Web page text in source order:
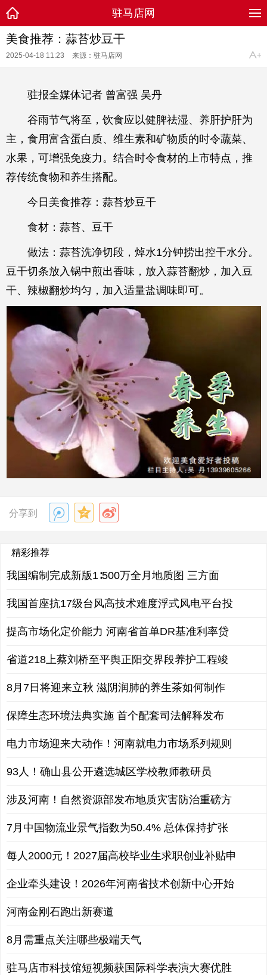
驻马店网
美食推荐：蒜苔炒豆干
2025-04-18 11:23 来源：驻马店网
驻报全媒体记者 曾富强 吴丹
谷雨节气将至，饮食应以健脾祛湿、养肝护肝为
主，食用富含蛋白质、维生素和矿物质的时令蔬菜、
水果，可增强免疫力。结合时令食材的上市特点，推
荐传统食物和养生搭配。
今日美食推荐：蒜苔炒豆干
食材：蒜苔、豆干
做法：蒜苔洗净切段，焯水1分钟捞出控干水分。
豆干切条放入锅中煎出香味，放入蒜苔翻炒，加入豆
干、辣椒翻炒均匀，加入适量盐调味即可。
分享到
精彩推荐
我国编制完成新版1∶500万全月地质图 三方面
我国首座抗17级台风高技术难度浮式风电平台投
提高市场化定价能力 河南省首单DR基准利率贷
省道218上蔡刘桥至平舆正阳交界段养护工程竣
8月7日将迎来立秋 滋阴润肺的养生茶如何制作
保障生态环境法典实施 首个配套司法解释发布
电力市场迎来大动作！河南就电力市场系列规则
93人！确山县公开遴选城区学校教师教研员
涉及河南！自然资源部发布地质灾害防治重磅方
7月中国物流业景气指数为50.4% 总体保持扩张
每人2000元！2027届高校毕业生求职创业补贴申
企业牵头建设！2026年河南省技术创新中心开始
河南金刚石跑出新赛道
8月需重点关注哪些极端天气
驻马店市科技馆短视频获国际科学表演大赛优胜